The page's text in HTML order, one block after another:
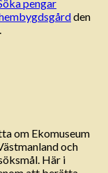
pengar
den
.
om Ekomuseum
och
Här i